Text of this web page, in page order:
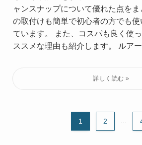
ャンスナップについて優れた点を
の取付けも簡単で初心者の方でも
ています。 また、コスパも良く使
ススメな理由も紹介します。 ルア
1 2 ...